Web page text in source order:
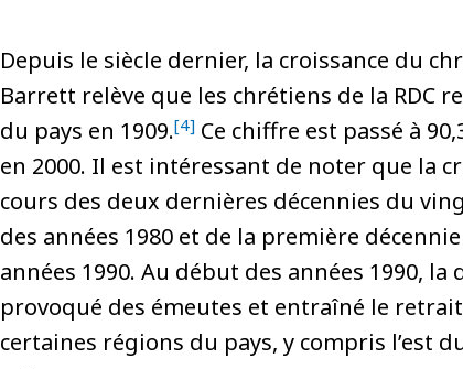
Depuis le siècle dernier, la croissance du
Barrett relève que les chrétiens de la RDC
du pays en 1909.[4]Ce chiffre est passé à
en 2000. Il est intéressant de noter que la
cours des deux dernières décennies du
des années 1980 et de la première
années 1990. Au début des années 1990,
provoqué des émeutes et entraîné le
certaines régions du pays, y compris l’est